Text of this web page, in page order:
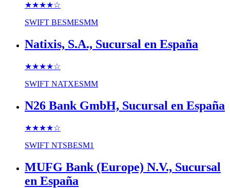
★★★★☆
SWIFT BESMESMM
Natixis, S.A., Sucursal en España
★★★★☆
SWIFT NATXESMM
N26 Bank GmbH, Sucursal en España
★★★★☆
SWIFT NTSBESM1
MUFG Bank (Europe) N.V., Sucursal
en España